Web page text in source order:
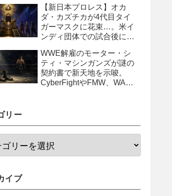
【新日本プロレス】オカ
ダ・カズチカが4代目タイ
ガーマスクに花束…。米イ
ンディ団体での試合後にサ
WWE解雇のモーター・シ
ティ・マシンガンズが謎の
契約書で新天地を示唆。
CyberFightやFMW、WAR
リー
イブ